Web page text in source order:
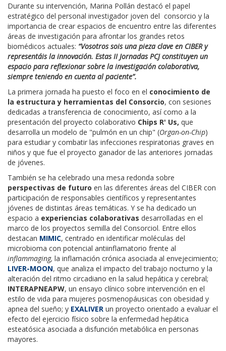
Durante su intervención, Marina Pollán destacó el papel
estratégico del personal investigador joven del consorcio y la
importancia de crear espacios de encuentro entre las diferentes
áreas de investigación para afrontar los grandes retos
biomédicos actuales: “Vosotros sois una pieza clave en CIBER y
representáis la innovación. Estas II Jornadas PCJ constituyen un
espacio para reflexionar sobre la investigación colaborativa,
siempre teniendo en cuenta al paciente”.
La primera jornada ha puesto el foco en el conocimiento de
la estructura y herramientas del Consorcio, con sesiones
dedicadas a transferencia de conocimiento, así como a la
presentación del proyecto colaborativo Chips R' Us, que
desarrolla un modelo de "pulmón en un chip" (Organ-on-Chip)
para estudiar y combatir las infecciones respiratorias graves en
niños y que fue el proyecto ganador de las anteriores jornadas
de jóvenes.
También se ha celebrado una mesa redonda sobre
perspectivas de futuro en las diferentes áreas del CIBER con
participación de responsables científicos y representantes
jóvenes de distintas áreas temáticas. Y se ha dedicado un
espacio a experiencias colaborativas desarrolladas en el
marco de los proyectos semilla del Consorciol. Entre ellos
destacan MIMIC, centrado en identificar moléculas del
microbioma con potencial antiinflamatorio frente al
inflammaging, la inflamación crónica asociada al envejecimiento;
LIVER-MOON, que analiza el impacto del trabajo nocturno y la
alteración del ritmo circadiano en la salud hepática y cerebral;
INTERAPNEAPW, un ensayo clínico sobre intervención en el
estilo de vida para mujeres posmenopáusicas con obesidad y
apnea del sueño; y EXALIVER un proyecto orientado a evaluar el
efecto del ejercicio físico sobre la enfermedad hepática
esteatósica asociada a disfunción metabólica en personas
mayores.